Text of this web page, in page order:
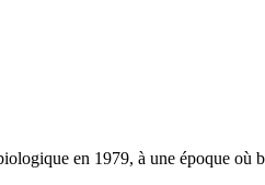
en 1979, à une époque